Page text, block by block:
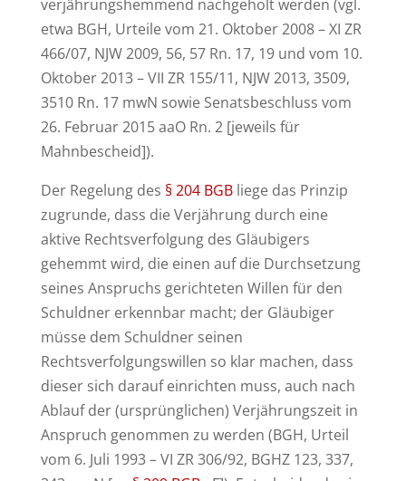
verjährungshemmend nachgeholt werden (vgl.
etwa BGH, Urteile vom 21. Oktober 2008 – XI ZR
466/07, NJW 2009, 56, 57 Rn. 17, 19 und vom 10.
Oktober 2013 – VII ZR 155/11, NJW 2013, 3509,
3510 Rn. 17 mwN sowie Senatsbeschluss vom
26. Februar 2015 aaO Rn. 2 [jeweils für
Mahnbescheid]).
Der Regelung des § 204 BGBliege das Prinzip
zugrunde, dass die Verjährung durch eine
aktive Rechtsverfolgung des Gläubigers
gehemmt wird, die einen auf die Durchsetzung
seines Anspruchs gerichteten Willen für den
Schuldner erkennbar macht; der Gläubiger
müsse dem Schuldner seinen
Rechtsverfolgungswillen so klar machen, dass
dieser sich darauf einrichten muss, auch nach
Ablauf der (ursprünglichen) Verjährungszeit in
Anspruch genommen zu werden (BGH, Urteil
vom 6. Juli 1993 – VI ZR 306/92, BGHZ 123, 337,